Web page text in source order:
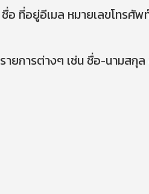
ข้อกำหนดกา
ที่อยู่อีเมล หมายเลขโทรศั
การต่างๆ เช่น ชื่อ-นามสกุ